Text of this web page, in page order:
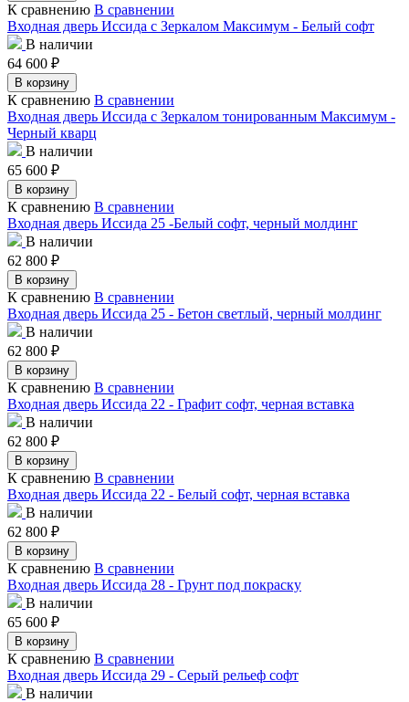
К сравнению В сравнении
Входная дверь Иссида с Зеркалом Максимум - Белый софт
В наличии
64 600 ₽
В корзину
К сравнению В сравнении
Входная дверь Иссида с Зеркалом тонированным Максимум -
Черный кварц
В наличии
65 600 ₽
В корзину
К сравнению В сравнении
Входная дверь Иссида 25 -Белый софт, черный молдинг
В наличии
62 800 ₽
В корзину
К сравнению В сравнении
Входная дверь Иссида 25 - Бетон светлый, черный молдинг
В наличии
62 800 ₽
В корзину
К сравнению В сравнении
Входная дверь Иссида 22 - Графит софт, черная вставка
В наличии
62 800 ₽
В корзину
К сравнению В сравнении
Входная дверь Иссида 22 - Белый софт, черная вставка
В наличии
62 800 ₽
В корзину
К сравнению В сравнении
Входная дверь Иссида 28 - Грунт под покраску
В наличии
65 600 ₽
В корзину
К сравнению В сравнении
Входная дверь Иссида 29 - Серый рельеф софт
В наличии